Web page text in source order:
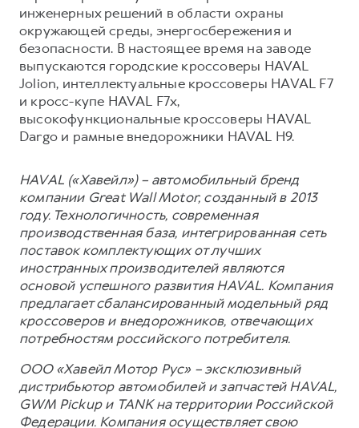
инженерных решений в области охраны
окружающей среды, энергосбережения и
безопасности. В настоящее время на заводе
выпускаются городские кроссоверы HAVAL
Jolion, интеллектуальные кроссоверы HAVAL F7
и кросс-купе HAVAL F7x,
высокофункциональные кроссоверы HAVAL
Dargo и рамные внедорожники HAVAL H9.
HAVAL («Хавейл») – автомобильный бренд
компании Great Wall Motor, созданный в 2013
году. Технологичность, современная
производственная база, интегрированная сеть
поставок комплектующих от лучших
иностранных производителей являются
основой успешного развития HAVAL. Компания
предлагает сбалансированный модельный ряд
кроссоверов и внедорожников, отвечающих
потребностям российского потребителя.
ООО «Хавейл Мотор Рус» – эксклюзивный
дистрибьютор автомобилей и запчастей HAVAL,
GWM Pickup и TANK на территории Российской
Федерации. Компания осуществляет свою